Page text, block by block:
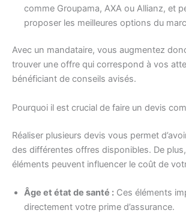
comme Groupama, AXA ou Allianz, et
proposer les meilleures options du
Avec un mandataire, vous augmentez
trouver une offre qui correspond à vos
bénéficiant de conseils avisés.
Pourquoi il est crucial de faire un devis
Réaliser plusieurs devis vous permet
des différentes offres disponibles. De
éléments peuvent influencer le coût de
Âge et état de santé : Ces éléments
directement votre prime d’assurance.